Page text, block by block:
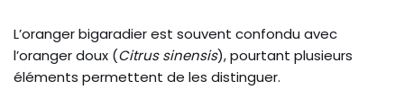
L’oranger bigaradier est souvent confondu avec
l’oranger doux (Citrus sinensis), pourtant plusieurs
éléments permettent de les distinguer.